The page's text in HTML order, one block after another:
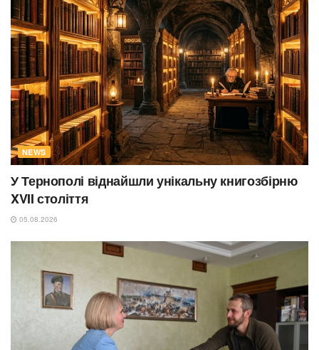
NEWS
У Тернополі віднайшли унікальну книгозбірню
XVII століття
05.08.2026